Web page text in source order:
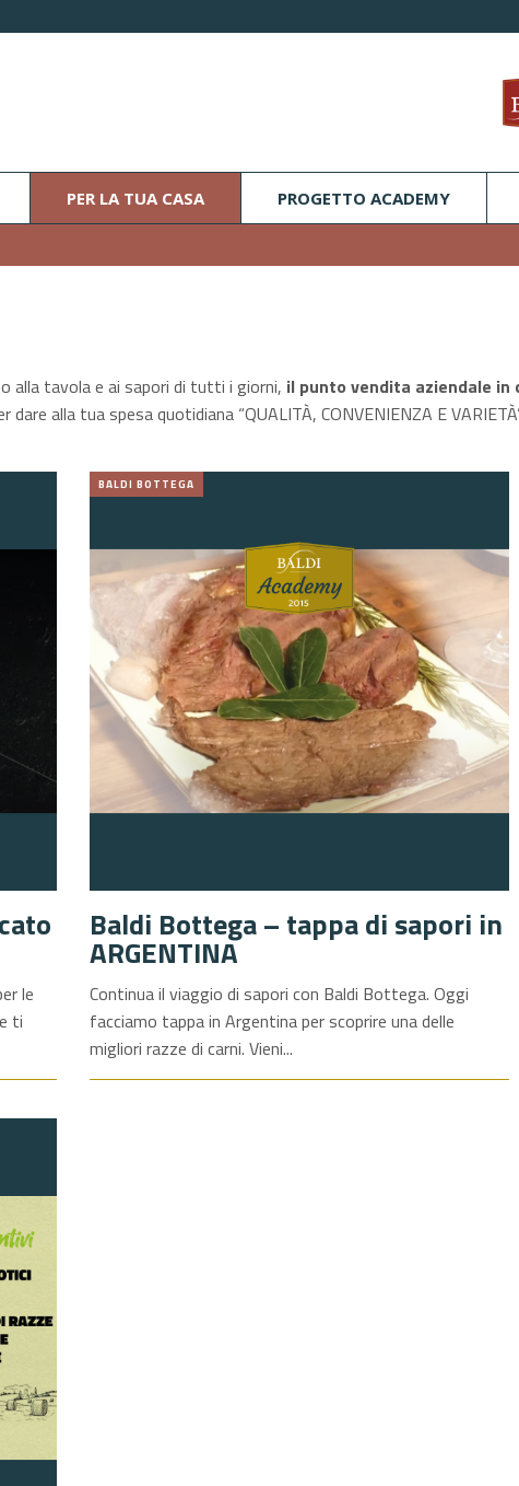
PER LA TUA CASA PROGETTO ACADEMY
alla tavola e ai sapori di tutti i giorni, il punto vendita aziendale
alla tua spesa quotidiana “QUALITÀ, CONVENIENZA E
le
ti
BALDI BOTTEGA
Baldi Bottega – tappa di sapori in
ARGENTINA
Continua il viaggio di sapori con Baldi Bottega. Oggi
facciamo tappa in Argentina per scoprire una delle
migliori razze di carni. Vieni